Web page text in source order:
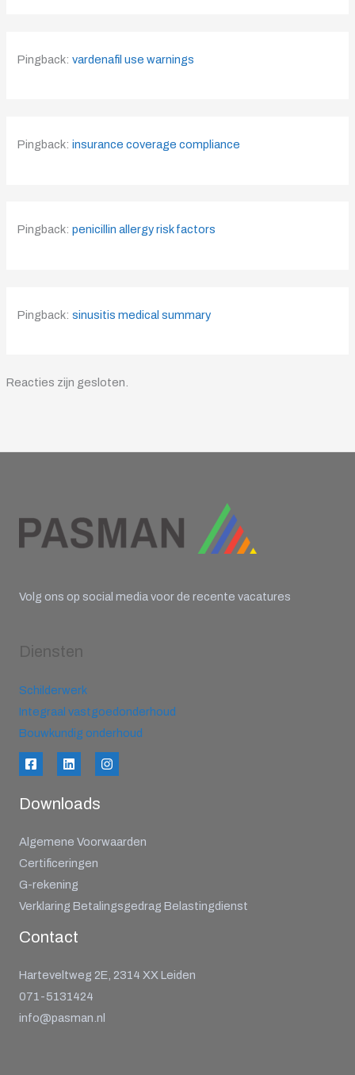
Pingback:vardenafil use warnings
Pingback:insurance coverage compliance
Pingback:penicillin allergy risk factors
Pingback:sinusitis medical summary
Reacties zijn gesloten.
Volg ons op social media voor de recente vacatures
Diensten
Schilderwerk
Integraal vastgoedonderhoud
Bouwkundig onderhoud
Downloads
Algemene Voorwaarden
Certificeringen
G-rekening
Verklaring Betalingsgedrag Belastingdienst
Contact
Harteveltweg 2E, 2314 XX Leiden
071-5131424
info@pasman.nl